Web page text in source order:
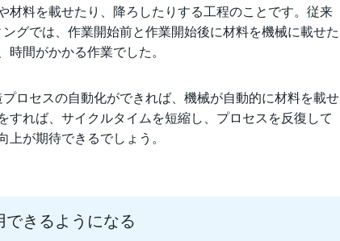
材料を載せたり、降ろしたりする工程のことです。従来
グでは、作業開始前と作業開始後に材料を機械に載せた
時間がかかる作業でした。
ロセスの自動化ができれば、機械が自動的に材料を載せ
すれば、サイクルタイムを短縮し、プロセスを反復して
が期待できるでしょう。
できるようになる